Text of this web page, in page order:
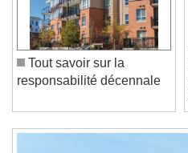
Play Video
Play
Skip Backward
Unmute
Current Time
/
Loaded:0%
Stream TypeLIVE
Tout savoir sur la